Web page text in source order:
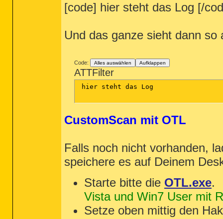
[code] hier steht das Log [/
Und das ganze sieht dann so
Code: Alles auswählen Aufklappen
ATTFilter
hier steht das Log
CustomScan mit OTL
Falls noch nicht vorhanden,
speichere es auf Deinem
Starte bitte die OTL.exe.
Vista und Win7 User mit
Setze oben mittig den